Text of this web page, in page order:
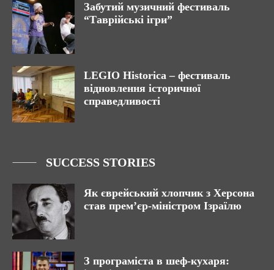
Забутий музичний фестиваль
“Таврійські ігри”
LEGIO Historica – фестиваль
відновлення історичної
справедливості
SUCCESS STORIES
Як єврейський хлопчик з Херсона
став прем’єр-міністром Ізраїлю
З програміста в шеф-кухаря: